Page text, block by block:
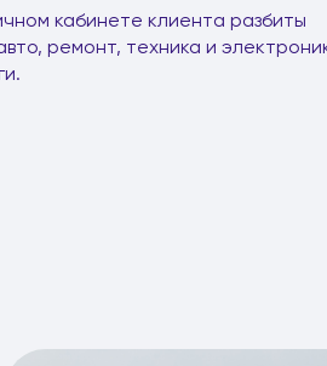
кабинете клиента разбиты
ремонт, техника и